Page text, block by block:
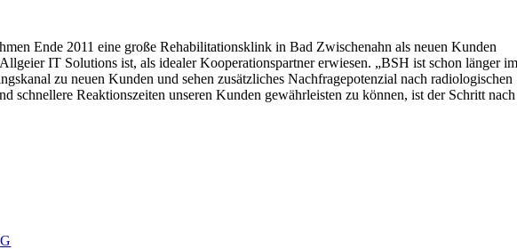
Ende 2011 eine große Rehabilitationsklink in Bad Zwischenahn als neuen Kunden
IT Solutions ist, als idealer Kooperationspartner erwiesen. „BSH ist schon länger
zu neuen Kunden und sehen zusätzliches Nachfragepotenzial nach radiologischen
Reaktionszeiten unseren Kunden gewährleisten zu können, ist der Schritt nach